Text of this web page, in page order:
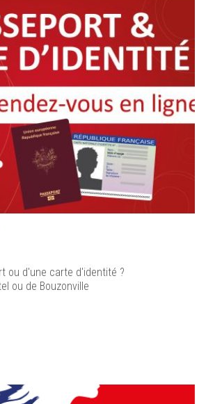
ou d'une carte d'identité ?
ou de Bouzonville